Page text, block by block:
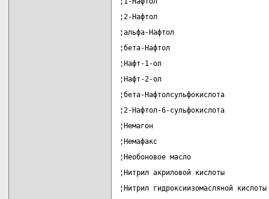
¦2-Нафтол
¦альфа-Нафтол
¦бета-Нафтол
¦Нафт-1-ол
¦Нафт-2-ол
¦бета-Нафтолсульфокислота
¦2-Нафтол-6-сульфокислота
¦Немагон
¦Немафакс
¦Необоновое масло
¦Нитрил акриловой кислоты
¦Нитрил гидроксиизомасляной